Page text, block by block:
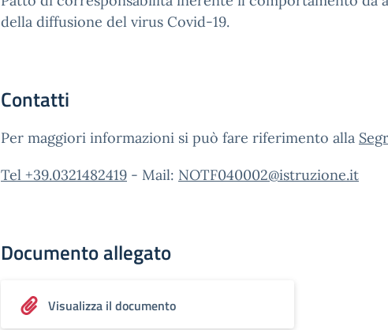
della diffusione del virus Covid-19.
Contatti
Per maggiori informazioni si può fare riferimento alla
Tel +39.0321482419 - Mail: NOTF040002@istruzione.it
Documento allegato
Visualizza il documento